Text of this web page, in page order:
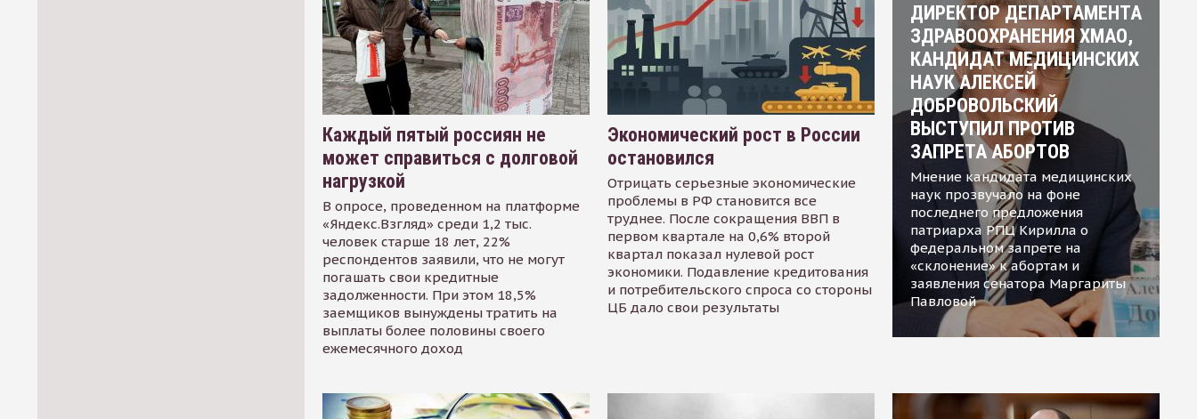
Каждый пятый россиян не
может справиться с долговой
нагрузкой
В опросе, проведенном на платформе
«Яндекс.Взгляд» среди 1,2 тыс.
человек старше 18 лет, 22%
респондентов заявили, что не могут
погашать свои кредитные
задолженности. При этом 18,5%
заемщиков вынуждены тратить на
выплаты более половины своего
ежемесячного доход
Экономический рост в России
остановился
Отрицать серьезные экономические
проблемы в РФ становится все
труднее. После сокращения ВВП в
первом квартале на 0,6% второй
квартал показал нулевой рост
экономики. Подавление кредитования
и потребительского спроса со стороны
ЦБ дало свои результаты
ДИРЕКТОР ДЕПАРТАМЕНТА
ЗДРАВООХРАНЕНИЯ ХМАО,
КАНДИДАТ МЕДИЦИНСКИХ
НАУК АЛЕКСЕЙ
ДОБРОВОЛЬСКИЙ
ВЫСТУПИЛ ПРОТИВ
ЗАПРЕТА АБОРТОВ
Мнение кандидата медицинских
наук прозвучало на фоне
последнего предложения
патриарха РПЦ Кирилла о
федеральном запрете на
«склонение» к абортам и
заявления сенатора Маргариты
Павловой